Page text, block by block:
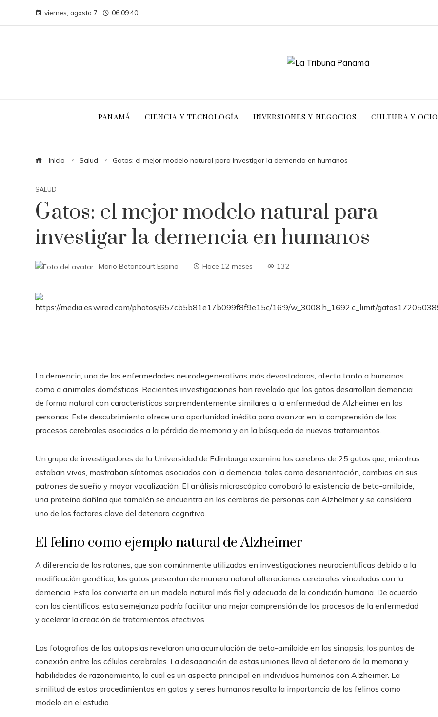
viernes, agosto 7 06:09:40
PANAMÁ CIENCIA Y TECNOLOGÍA INVERSIONES Y NEGOCIOS CULTURA Y OCIO
Inicio Salud Gatos: el mejor modelo natural para investigar la demencia en humanos
SALUD
Gatos: el mejor modelo natural para
investigar la demencia en humanos
Mario Betancourt Espino Hace 12 meses 132
La demencia, una de las enfermedades neurodegenerativas más devastadoras, afecta tanto a humanos
como a animales domésticos. Recientes investigaciones han revelado que los gatos desarrollan demencia
de forma natural con características sorprendentemente similares a la enfermedad de Alzheimer en las
personas. Este descubrimiento ofrece una oportunidad inédita para avanzar en la comprensión de los
procesos cerebrales asociados a la pérdida de memoria y en la búsqueda de nuevos tratamientos.
Un grupo de investigadores de la Universidad de Edimburgo examinó los cerebros de 25 gatos que, mientras
estaban vivos, mostraban síntomas asociados con la demencia, tales como desorientación, cambios en sus
patrones de sueño y mayor vocalización. El análisis microscópico corroboró la existencia de beta-amiloide,
una proteína dañina que también se encuentra en los cerebros de personas con Alzheimer y se considera
uno de los factores clave del deterioro cognitivo.
El felino como ejemplo natural de Alzheimer
A diferencia de los ratones, que son comúnmente utilizados en investigaciones neurocientíficas debido a la
modificación genética, los gatos presentan de manera natural alteraciones cerebrales vinculadas con la
demencia. Esto los convierte en un modelo natural más fiel y adecuado de la condición humana. De acuerdo
con los científicos, esta semejanza podría facilitar una mejor comprensión de los procesos de la enfermedad
y acelerar la creación de tratamientos efectivos.
Las fotografías de las autopsias revelaron una acumulación de beta-amiloide en las sinapsis, los puntos de
conexión entre las células cerebrales. La desaparición de estas uniones lleva al deterioro de la memoria y
habilidades de razonamiento, lo cual es un aspecto principal en individuos humanos con Alzheimer. La
similitud de estos procedimientos en gatos y seres humanos resalta la importancia de los felinos como
modelo en el estudio.